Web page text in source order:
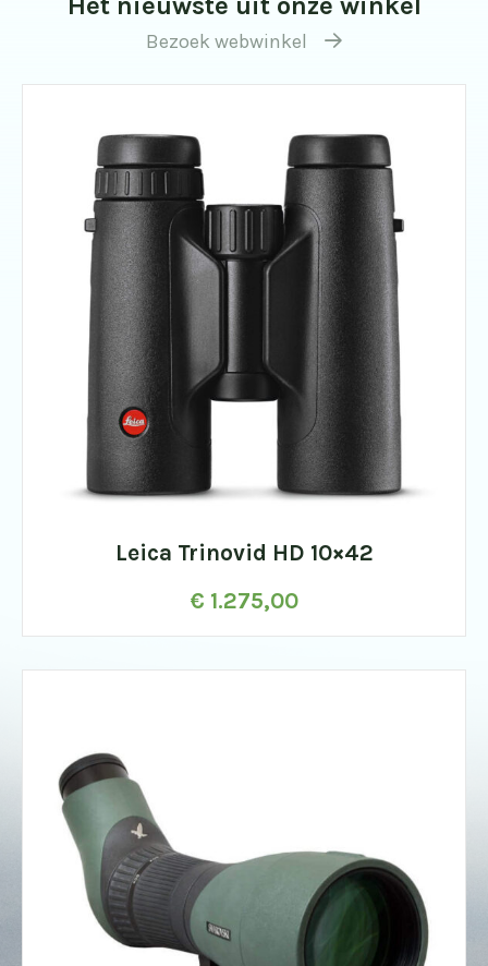
Bezoek webwinkel
Leica Trinovid HD 10×42
€ 1.275,00